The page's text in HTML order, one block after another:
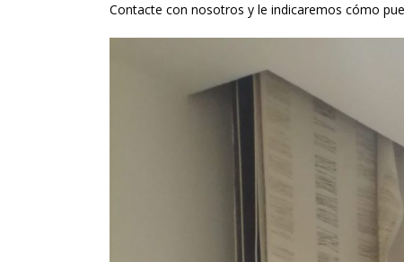
Contacte con nosotros y le indicaremos cómo